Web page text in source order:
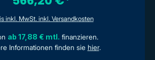
inkl. MwSt. inkl. Versandkosten
ab 17,88 € mtl. finanzieren.
Informationen finden sie hier.